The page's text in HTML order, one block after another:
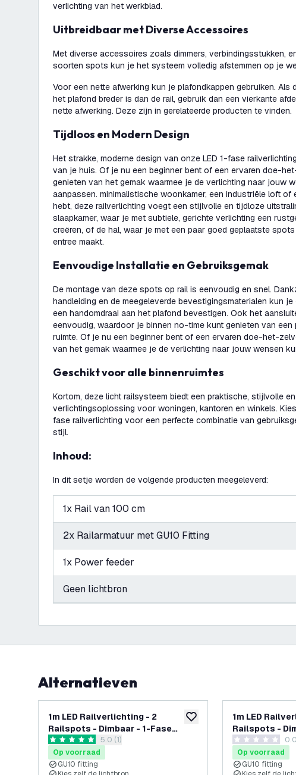
verlichting van het werkblad.
Uitbreidbaar met Diverse Accessoires
Met diverse accessoires zoals dimmers, verbindingsstukken,
soorten spots kun je het systeem volledig afstemmen op je
Voor een nette afwerking kun je plafondkappen gebruiken. Als
het plafond breder is dan de rail, gebruik dan een vierkante
nette afwerking. Deze zijn in gerelateerde producten te vinden.
Tijdloos en Modern Design
Het strakke, moderne design van onze LED 1-fase
van je huis. Of je nu een beginner bent of een ervaren doe-
genieten van het gemak waarmee je de verlichting naar jouw
aanpassen. minimalistische woonkamer, een industriële loft of
hebt, deze railverlichting voegt een stijlvolle en tijdloze
slaapkamer, waar je met subtiele, gerichte verlichting een
creëren, of de hal, waar je met een paar goed geplaatste
entree maakt.
Eenvoudige Installatie en Gebruiksgemak
De montage van deze spots op rail is eenvoudig en snel.
handleiding en de meegeleverde bevestigingsmaterialen kun
een handomdraai aan het plafond bevestigen. Ook het
eenvoudig, waardoor je binnen no-time kunt genieten van een
ruimte. Of je nu een beginner bent of een ervaren doe-het-
van het gemak waarmee je de verlichting naar jouw wensen
Geschikt voor alle binnenruimtes
Kortom, deze licht railsysteem biedt een praktische, stijlvolle
verlichtingsoplossing voor woningen, kantoren en winkels.
fase railverlichting voor een perfecte combinatie van
stijl.
Inhoud:
In dit setje worden de volgende producten meegeleverd:
1x Rail van 100 cm
2x Railarmatuur met GU10 Fitting
1x Power feeder
Geen lichtbron
Alternatieven
toevoegen aan verlanglijst
1m LED Railverlichting - 2
Railspots - Dimbaar - 1-Fase
Railsysteem - Zwart
reviews drawer openen
5 score sterren5.0 (1)
Op voorraad
GU10 fitting
1m LED
Railspots -
Railsysteem -
0 score sterren
Op voorraad
GU10 fitting